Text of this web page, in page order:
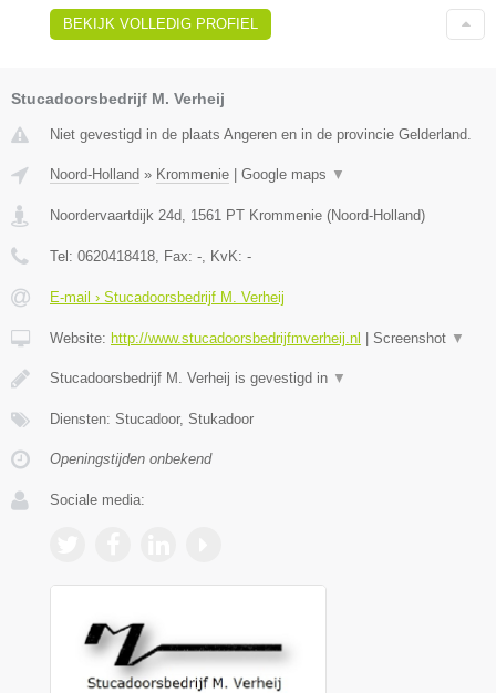
BEKIJK VOLLEDIG PROFIEL
Stucadoorsbedrijf M. Verheij
Niet gevestigd in de plaats Angeren en in de provincie Gelderland.
Noord-Holland » Krommenie Google maps ▼
Noordervaartdijk 24d, 1561 PT Krommenie (Noord-Holland)
Tel: 0620418418, Fax: -, KvK: -
E-mail › Stucadoorsbedrijf M. Verheij
Website: http://www.stucadoorsbedrijfmverheij.nl Screenshot ▼
Stucadoorsbedrijf M. Verheij is gevestigd in ▼
Diensten: Stucadoor, Stukadoor
Openingstijden onbekend
Sociale media: